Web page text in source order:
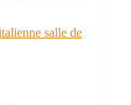
salle de